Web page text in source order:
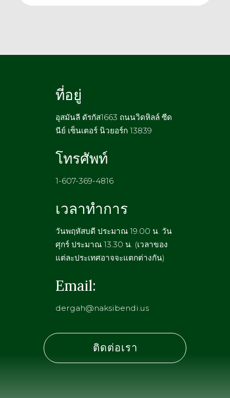
ที่อยู่
อุสมันลี ดัรกัส1663 ถนนวิดหิลล์ ซีด
นีย์ เซ็นเตอร์ นิวยอร์ก 13839
โทรศัพท์
1-607-369-4816
เวลาทำการ
วันพฤหัสบดี ประมาณ 19.00 น. วัน
ศุกร์ ประมาณ 13.30 น. (เวลาของ
แต่ละประเทศอาจจะแตกต่างกัน)
Email:
dergah@naksibendi.us
ติดต่อเรา